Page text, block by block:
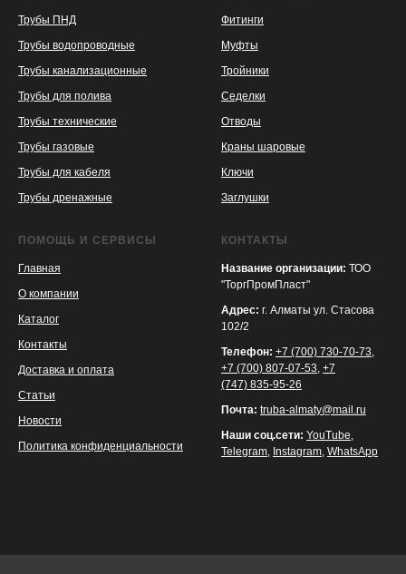
Трубы ПНД
Трубы водопроводные
Трубы канализационные
Трубы для полива
Трубы технические
Трубы газовые
Трубы для кабеля
Трубы дренажные
Фитинги
Муфты
Тройники
Седелки
Отводы
Краны шаровые
Ключи
Заглушки
ПОМОЩЬ И СЕРВИСЫ
Главная
О компании
Каталог
Контакты
Доставка и оплата
Статьи
Новости
Политика конфиденциальности
КОНТАКТЫ
Название организации: ТОО
"ТоргПромПласт"
Адрес: г. Алматы ул. Стасова
102/2
Телефон: +7 (700) 730-70-73,
+7 (700) 807-07-53, +7
(747) 835-95-26
Почта: truba-almaty@mail.ru
Наши соц.сети: YouTube,
Telegram, Instagram, WhatsApp